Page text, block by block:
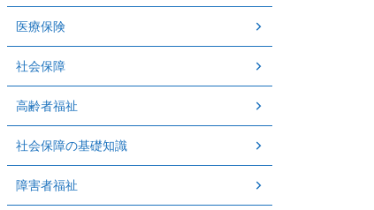
医療保険
社会保障
高齢者福祉
社会保障の基礎知識
障害者福祉